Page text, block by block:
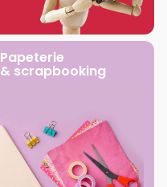
Papeterie
& scrapbooking